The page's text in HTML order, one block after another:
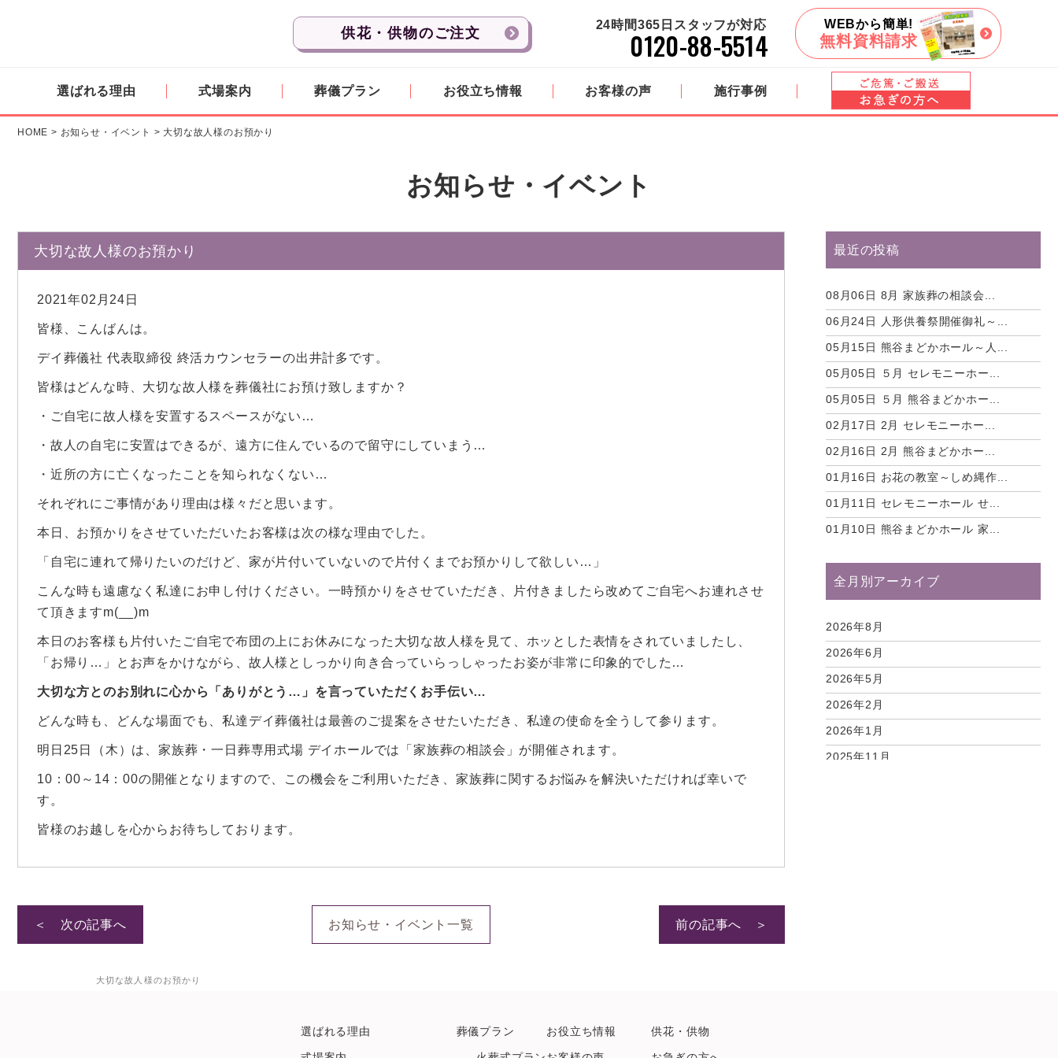
供花・供物のご注文
24時間365日スタッフが対応
0120-88-5514
WEBから簡単!
無料資料請求
選ばれる理由 式場案内 葬儀プラン お役立ち情報 お客様の声 施行事例
HOME > お知らせ・イベント > 大切な故人様のお預かり
大切な故人様のお預かり
お知らせ・イベント
大切な故人様のお預かり
2021年02月24日
皆様、こんばんは。
デイ葬儀社 代表取締役 終活カウンセラーの出井計多です。
皆様はどんな時、大切な故人様を葬儀社にお預け致しますか？
・ご自宅に故人様を安置するスペースがない…
・故人の自宅に安置はできるが、遠方に住んでいるので留守にしていまう…
・近所の方に亡くなったことを知られなくない…
それぞれにご事情があり理由は様々だと思います。
本日、お預かりをさせていただいたお客様は次の様な理由でした。
「自宅に連れて帰りたいのだけど、家が片付いていないので片付くまでお預かりして欲しい…」
こんな時も遠慮なく私達にお申し付けください。一時預かりをさせていただき、片付きましたら改めてご自宅へお連れさせ
て頂きますm(__)m
本日のお客様も片付いたご自宅で布団の上にお休みになった大切な故人様を見て、ホッとした表情をされていましたし、
「お帰り…」とお声をかけながら、故人様としっかり向き合っていらっしゃったお姿が非常に印象的でした…
大切な方とのお別れに心から「ありがとう…」を言っていただくお手伝い…
どんな時も、どんな場面でも、私達デイ葬儀社は最善のご提案をさせたいただき、私達の使命を全うして参ります。
明日25日（木）は、家族葬・一日葬専用式場 デイホールでは「家族葬の相談会」が開催されます。
10：00～14：00の開催となりますので、この機会をご利用いただき、家族葬に関するお悩みを解決いただければ幸いで
す。
皆様のお越しを心からお待ちしております。
＜ 次の記事へ お知らせ・イベント一覧 前の記事へ ＞
最近の投稿
08月06日 8月 家族葬の相談会...
06月24日 人形供養祭開催御礼～...
05月15日 熊谷まどかホール～人...
05月05日 ５月 セレモニーホー...
05月05日 ５月 熊谷まどかホー...
02月17日 2月 セレモニーホー...
02月16日 2月 熊谷まどかホー...
01月16日 お花の教室～しめ縄作...
01月11日 セレモニーホール せ...
01月10日 熊谷まどかホール 家...
全月別アーカイブ
2026年8月
2026年6月
2026年5月
2026年2月
2026年1月
2025年11月
選ばれる理由 葬儀プラン お役立ち情報 供花・供物